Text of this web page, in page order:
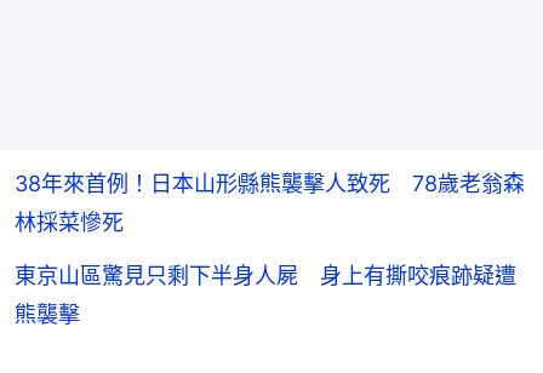
38年來首例！日本山形縣熊襲擊人致死 78歲老翁森
林採菜慘死
東京山區驚見只剩下半身人屍 身上有撕咬痕跡疑遭
熊襲擊